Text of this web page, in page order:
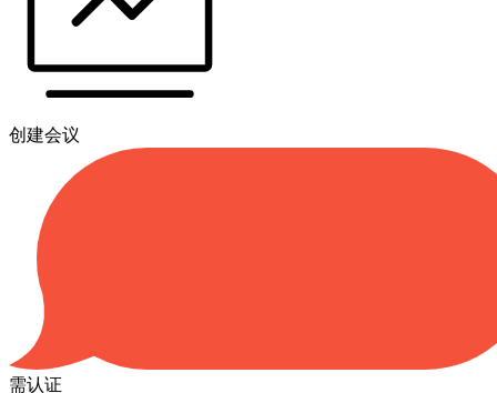
创建会议
需认证